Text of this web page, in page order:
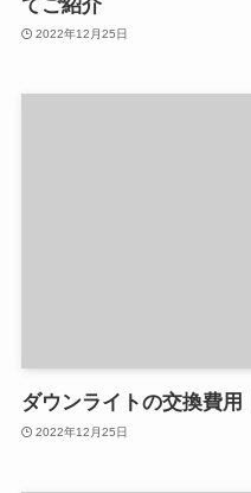
てご紹介
2022年12月25日
ダウンライトの交換費
2022年12月25日